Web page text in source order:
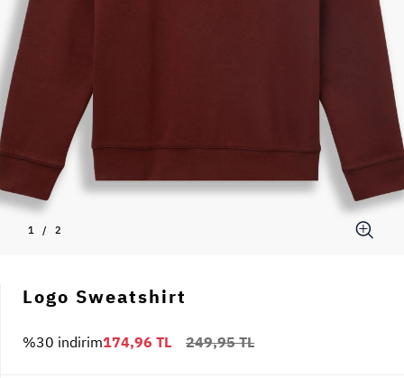
1 / 2
Logo Sweatshirt
249,95 TL
%30 indirim174,96 TL